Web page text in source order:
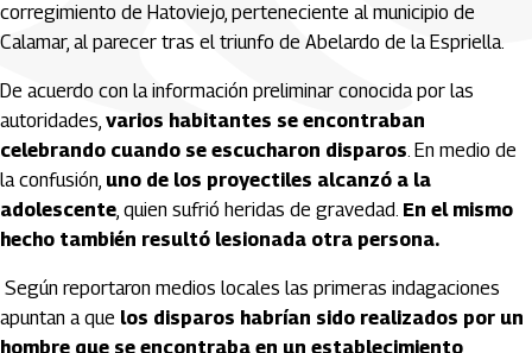
corregimiento de Hatoviejo, perteneciente al municipio de
Calamar, al parecer tras el triunfo de Abelardo de la Espriella.
De acuerdo con la información preliminar conocida por las
autoridades, varios habitantes se encontraban
celebrando cuando se escucharon disparos. En medio de
la confusión, uno de los proyectiles alcanzó a la
adolescente, quien sufrió heridas de gravedad. En el mismo
hecho también resultó lesionada otra persona.
Según reportaron medios locales las primeras indagaciones
apuntan a que los disparos habrían sido realizados por un
hombre que se encontraba en un establecimiento